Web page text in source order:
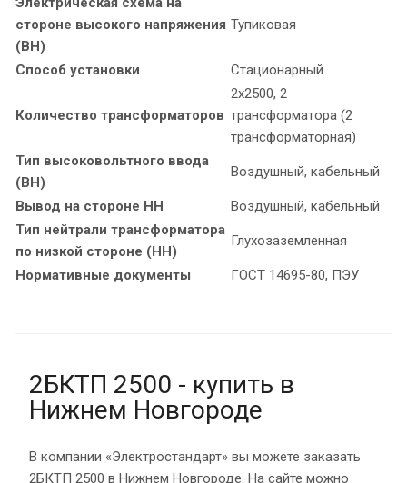
стороне высокого напряжения
(ВН)
Тупиковая
Способ установки Стационарный
Количество трансформаторов
2х2500, 2
трансформатора (2
трансформаторная)
Тип высоковольтного ввода
(ВН)
Воздушный, кабельный
Вывод на стороне НН
Воздушный, кабельный
Тип нейтрали трансформатора
по низкой стороне (НН)
Глухозаземленная
Нормативные документы ГОСТ 14695-80, ПЭУ
2БКТП 2500 - купить в
Нижнем Новгороде
В компании «Электростандарт» вы можете заказать
2БКТП 2500 в Нижнем Новгороде. На сайте можно